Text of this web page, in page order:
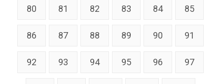
80 81 82 83 84 85
86 87 88 89 90 91
92 93 94 95 96 97